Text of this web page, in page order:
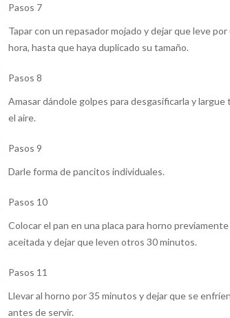
Pasos 7
Tapar con un repasador mojado y dejar que leve por
hora, hasta que haya duplicado su tamaño.
Pasos 8
Amasar dándole golpes para desgasificarla y largue
el aire.
Pasos 9
Darle forma de pancitos individuales.
Pasos 10
Colocar el pan en una placa para horno previamente
aceitada y dejar que leven otros 30 minutos.
Pasos 11
Llevar al horno por 35 minutos y dejar que se
antes de servir.